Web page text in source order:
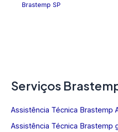
Brastemp SP
Serviços
Assistência Técnica Brastemp
Assistência Técnica Brastemp